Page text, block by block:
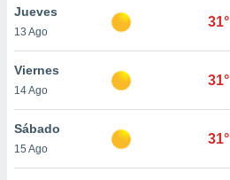
disponible
cookies
aceptar
Jueves
13 Ago
31°
Viernes
14 Ago
31°
Sábado
15 Ago
31°